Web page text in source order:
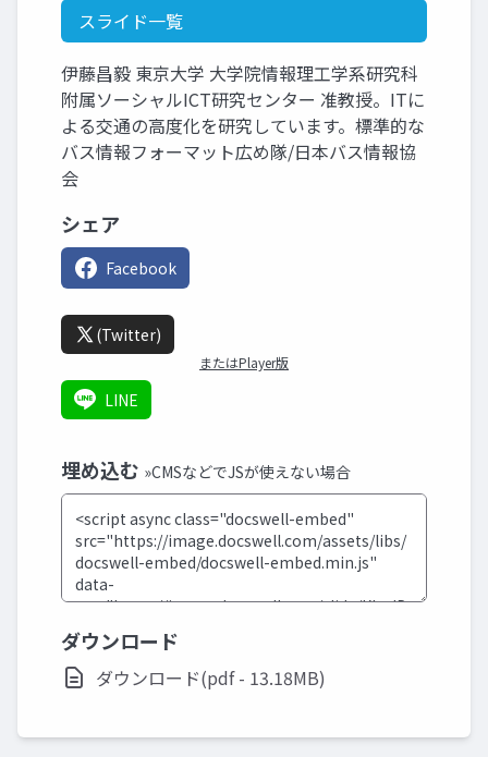
スライド一覧
伊藤昌毅 東京大学 大学院情報理工学系研究科
附属ソーシャルICT研究センター 准教授。ITに
よる交通の高度化を研究しています。標準的な
バス情報フォーマット広め隊/日本バス情報協
会
シェア
Facebook
(Twitter)
またはPlayer版
LINE
埋め込む »CMSなどでJSが使えない場合
ダウンロード
ダウンロード(pdf - 13.18MB)